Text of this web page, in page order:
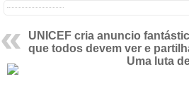
UNICEF cria anuncio
que todos devem ver e
Uma luta